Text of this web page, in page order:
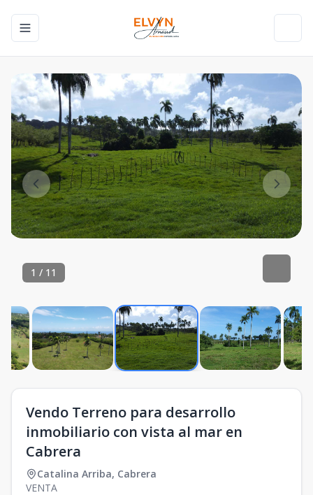
Toggle navigation menu
1 / 11
Vendo Terreno para desarrollo
inmobiliario con vista al mar en
Cabrera
Catalina Arriba, Cabrera
VENTA